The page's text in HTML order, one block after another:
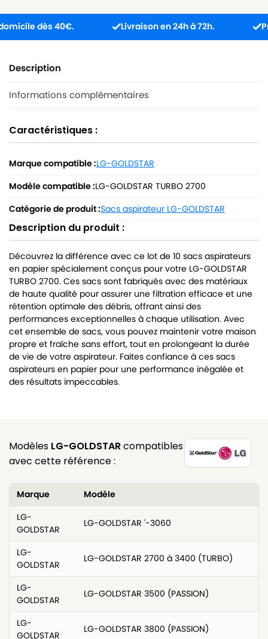
dès 40€. Livraison en 24h à 72h.
Description
Informations complémentaires
Caractéristiques :
Marque compatible :LG-GOLDSTAR
Modèle compatible :LG-GOLDSTAR TURBO 2700
Catégorie de produit :Sacs aspirateur LG-GOLDSTAR
Description du produit :
Découvrez la différence avec ce lot de 10 sacs aspirateurs
en papier spécialement conçus pour votre LG-GOLDSTAR
TURBO 2700. Ces sacs sont fabriqués avec des matériaux
de haute qualité pour assurer une filtration efficace et une
rétention optimale des débris, offrant ainsi des
performances exceptionnelles à chaque utilisation. Avec
cet ensemble de sacs, vous pouvez maintenir votre maison
propre et fraîche sans effort, tout en prolongeant la durée
de vie de votre aspirateur. Faites confiance à ces sacs
aspirateurs en papier pour une performance inégalée et
des résultats impeccables.
Modèles LG-GOLDSTARcompatibles
avec cette référence :
Marque
Modèle
LG-
GOLDSTAR
LG-GOLDSTAR '-3060
LG-
GOLDSTAR
LG-GOLDSTAR 2700 à 3400 (TURBO)
LG-
GOLDSTAR
LG-GOLDSTAR 3500 (PASSION)
LG-
GOLDSTAR
LG-GOLDSTAR 3800 (PASSION)